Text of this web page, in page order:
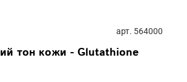
арт. 564000
тон кожи - Glutathione